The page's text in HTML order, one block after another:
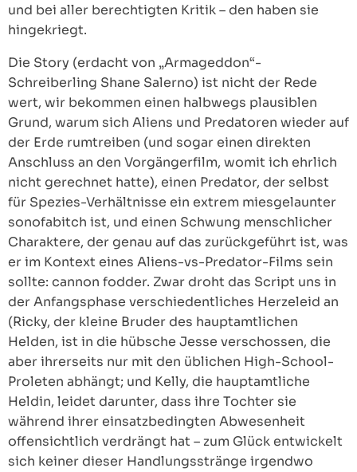
und bei aller berechtigten Kritik – den haben sie
hingekriegt.
Die Story (erdacht von „Armageddon“-
Schreiberling Shane Salerno) ist nicht der Rede
wert, wir bekommen einen halbwegs plausiblen
Grund, warum sich Aliens und Predatoren wieder auf
der Erde rumtreiben (und sogar einen direkten
Anschluss an den Vorgängerfilm, womit ich ehrlich
nicht gerechnet hatte), einen Predator, der selbst
für Spezies-Verhältnisse ein extrem miesgelaunter
sonofabitch ist, und einen Schwung menschlicher
Charaktere, der genau auf das zurückgeführt ist, was
er im Kontext eines Aliens-vs-Predator-Films sein
sollte: cannon fodder. Zwar droht das Script uns in
der Anfangsphase verschiedentliches Herzeleid an
(Ricky, der kleine Bruder des hauptamtlichen
Helden, ist in die hübsche Jesse verschossen, die
aber ihrerseits nur mit den üblichen High-School-
Proleten abhängt; und Kelly, die hauptamtliche
Heldin, leidet darunter, dass ihre Tochter sie
während ihrer einsatzbedingten Abwesenheit
offensichtlich verdrängt hat – zum Glück entwickelt
sich keiner dieser Handlungsstränge irgendwo